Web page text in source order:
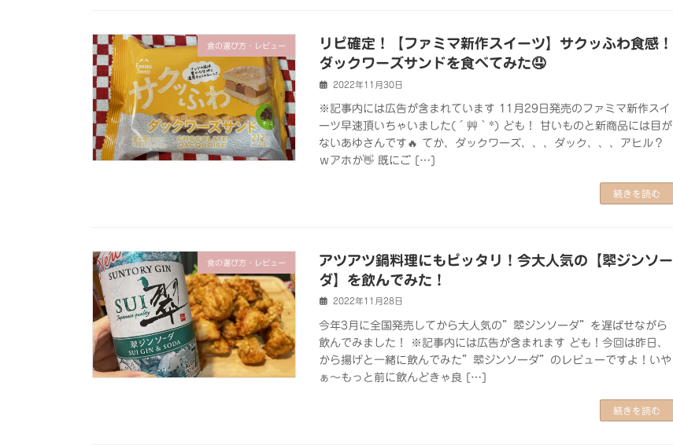
食の選び方・レビュー
リピ確定！【ファミマ新作スイーツ】サクッふわ食感！
ダックワーズサンドを食べてみた🤤
2022年11月30日
※記事内には広告が含まれています 11月29日発売のファミマ新作スイ
ーツ早速頂いちゃいました(´艸｀*) ども！ 甘いものと新商品には目が
ないあゆさんです🔥 てか、ダックワーズ、、、ダック、、、アヒル？
ｗアホか👋 既にご […]
続きを読む
食の選び方・レビュー
アツアツ鍋料理にもピッタリ！今大人気の【翆ジンソー
ダ】を飲んでみた！
2022年11月28日
今年3月に全国発売してから大人気の”翆ジンソーダ”を遅ばせながら
飲んでみました！ ※記事内には広告が含まれます ども！今回は昨日、
から揚げと一緒に飲んでみた”翆ジンソーダ”のレビューですよ！いや
ぁ～もっと前に飲んどきゃ良 […]
続きを読む